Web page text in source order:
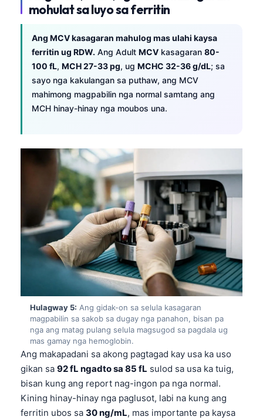
mohulat sa luyo sa ferritin
Ang MCV kasagaran mahulog mas ulahi kaysa
ferritin ug RDW. Ang Adult MCV kasagaran 80-
100 fL, MCH 27-33 pg, ug MCHC 32-36 g/dL; sa
sayo nga kakulangan sa puthaw, ang MCV
mahimong magpabilin nga normal samtang ang
MCH hinay-hinay nga moubos una.
Hulagway 5: Ang gidak-on sa selula kasagaran
magpabilin sa sakob sa dugay nga panahon, bisan pa
nga ang matag pulang selula magsugod sa pagdala ug
mas gamay nga hemoglobin.
Ang makapadani sa akong pagtagad kay usa ka uso
gikan sa 92 fL ngadto sa 85 fL sulod sa usa ka tuig,
bisan kung ang report nag-ingon pa nga normal.
Kining hinay-hinay nga paglusot, labi na kung ang
ferritin ubos sa 30 ng/mL, mas importante pa kaysa
ဗမာစာ
ភាសាខ្មែរ
Kiswahili
አማርኛ
Українська
O‘zbekcha
Català
Қазақ тілі
Suomi
Hrvatski
Slovenčina
كوردی‎
پښتو
سنڌي
Galego
Latviešu valoda
Македонски јазик
Euskara
Occitan